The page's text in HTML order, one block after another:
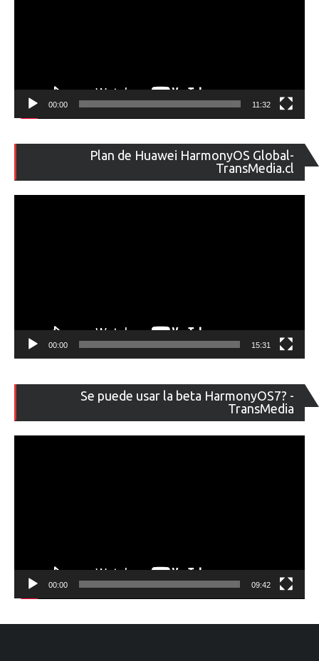
00:00 11:32
Plan de Huawei HarmonyOS Global-
TransMedia.cl
de
00:00 15:31
Se puede usar la beta HarmonyOS7? -
TransMedia
de
00:00 09:42